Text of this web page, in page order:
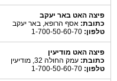
פיצה האט באר יעקב
כתובת: אסף הרופא, באר יעקב
טלפון:
פיצה האט מודיעין
כתובת: עמק החולה 32, מודיעין
טלפון: